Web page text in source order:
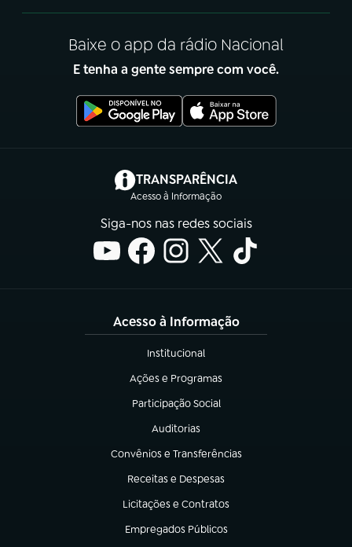
Baixe o app da rádio Nacional
E tenha a gente sempre com você.
TRANSPARÊNCIA
Acesso à Informação
(abre em nova aba)
Siga-nos nas redes sociais
Acesso à Informação
Institucional
(abre em nova aba)
Ações e Programas
(abre em nova aba)
Participação Social
(abre em nova aba)
Auditorias
(abre em nova aba)
Convênios e Transferências
(abre em nova aba)
Receitas e Despesas
(abre em nova aba)
Licitações e Contratos
(abre em nova aba)
Empregados Públicos
(abre em nova aba)